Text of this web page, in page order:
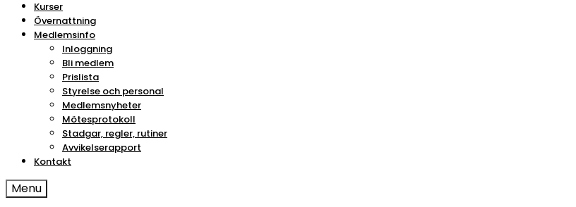
Kurser
Övernattning
Medlemsinfo
Inloggning
Bli medlem
Prislista
Styrelse och personal
Medlemsnyheter
Mötesprotokoll
Stadgar, regler, rutiner
Avvikelserapport
Kontakt
Menu